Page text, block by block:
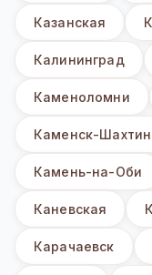
Казанская
Калининград
Каменоломни
Каменск-
Камень-на-Оби
Каневская
Карачаевск